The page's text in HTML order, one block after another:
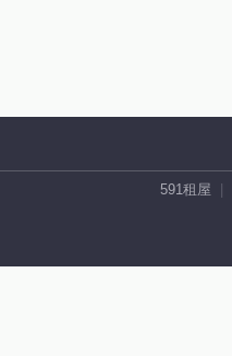
591租屋